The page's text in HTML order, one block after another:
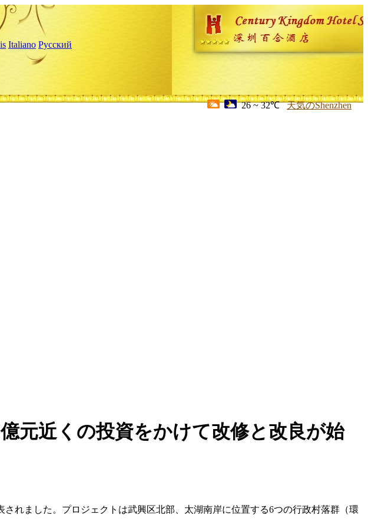
Italiano Русский
26 ~ 32℃ 天気のShenzhen
元近くの投資をかけて改修と改良が始
れました。プロジェクトは武興区北部、太湖南岸に位置する6つの行政村落群（環